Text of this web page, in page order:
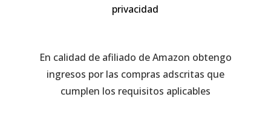
privacidad
En calidad de afiliado de Amazon obtengo
ingresos por las compras adscritas que
cumplen los requisitos aplicables